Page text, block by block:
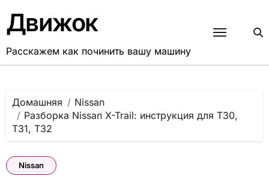
содержанию
Движок
Расскажем как починить вашу машину
Домашняя
Nissan
Разборка Nissan X-Trail: инструкция для T30,
T31, T32
Nissan